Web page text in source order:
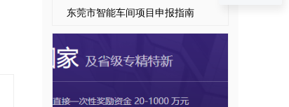
东莞市智能车间项目申报指南